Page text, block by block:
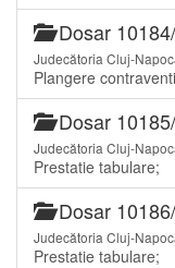
Dosar
Judecătoria Cluj-
Plangere
Dosar
Judecătoria Cluj-
Prestatie tabulare;
Dosar
Judecătoria Cluj-
Prestatie tabulare;